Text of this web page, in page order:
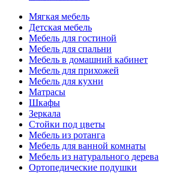
Мягкая мебель
Детская мебель
Мебель для гостиной
Мебель для спальни
Мебель в домашний кабинет
Мебель для прихожей
Мебель для кухни
Матрасы
Шкафы
Зеркала
Стойки под цветы
Мебель из ротанга
Мебель для ванной комнаты
Мебель из натурального дерева
Ортопедические подушки